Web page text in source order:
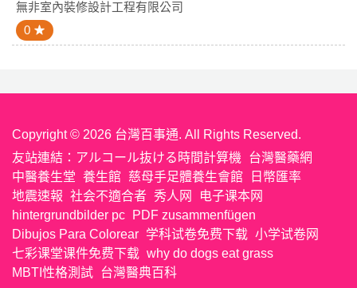
無非室內裝修設計工程有限公司
0
Copyright © 2026 台灣百事通. All Rights Reserved.
友站連結： アルコール抜ける時間計算機
台灣醫藥網
中醫養生堂 養生館 慈母手足體養生會館
日幣匯率
地震速報 社会不適合者 秀人网
电子课本网
hintergrundbilder pc
PDF zusammenfügen
Dibujos Para Colorear 学科试卷免费下载 小学试卷网
七彩课堂课件免费下载 why do dogs eat grass
MBTI性格測試 台灣醫典百科